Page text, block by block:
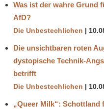
Was ist der wahre Grund
AfD?
Die Unbestechlichen
Die unsichtbaren roten
dystopische Technik-
betrifft
Die Unbestechlichen
„Queer Milk“: